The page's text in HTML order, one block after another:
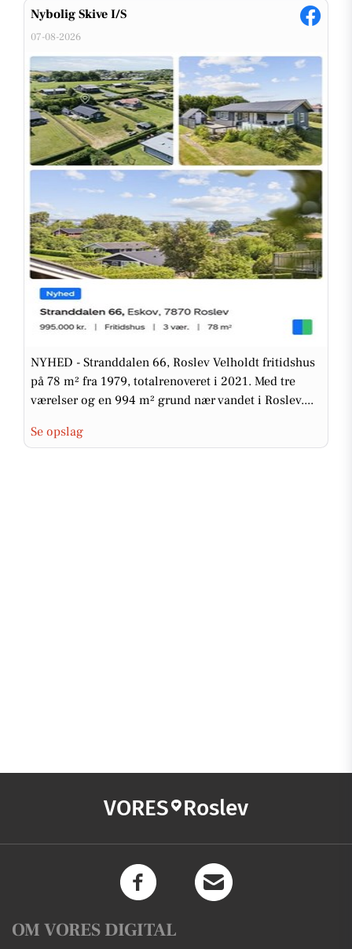
Nybolig Skive I/S
07-08-2026
NYHED - Stranddalen 66, Roslev Velholdt fritidshus
på 78 m² fra 1979, totalrenoveret i 2021. Med tre
værelser og en 994 m² grund nær vandet i Roslev....
Se opslag
VORES Roslev
OM VORES DIGITAL